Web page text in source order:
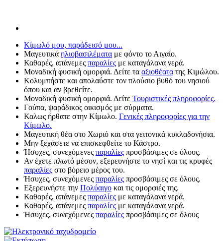
Κίμωλό μου, παράδεισό μου...
Μαγευτικά ηλιοβασιλέματα με φόντο το Αιγαίο.
Καθαρές, απάνεμες παραλίες με καταγάλανα νερά.
Μοναδική φυσική ομορφιά. Δείτε τα αξιοθέατα της Κιμώλου.
Κολυμπήστε και απολαύστε τον πλούσιο βυθό του νησιού
όπου και αν βρεθείτε.
Μοναδική φυσική ομορφιά. Δείτε Τουριστικές πληροφορίες.
Γούπα, ψαράδικος οικισμός με σύρματα.
Καλως ήρθατε στην Κίμωλο. Γενικές πληροφορίες για την
Κίμωλο.
Μαγευτική θέα στο Χωριό και στα γειτονικά κυκλαδονήσια.
Μην ξεχάσετε να επισκεφθείτε το Κάστρο.
Ήσυχες, συνεχόμενες παραλίες προσβάσιμες σε όλους.
Αν έχετε πλωτό μέσον, εξερευνήστε το νησί και τις κρυφές
παραλίες στο βόρειο μέρος του.
Ήσυχες, συνεχόμενες παραλίες προσβάσιμες σε όλους.
Εξερευνήστε την Πολύαιγο και τις ομορφιές της.
Καθαρές, απάνεμες παραλίες με καταγάλανα νερά.
Καθαρές, απάνεμες παραλίες με καταγάλανα νερά.
Ήσυχες, συνεχόμενες παραλίες προσβάσιμες σε όλους